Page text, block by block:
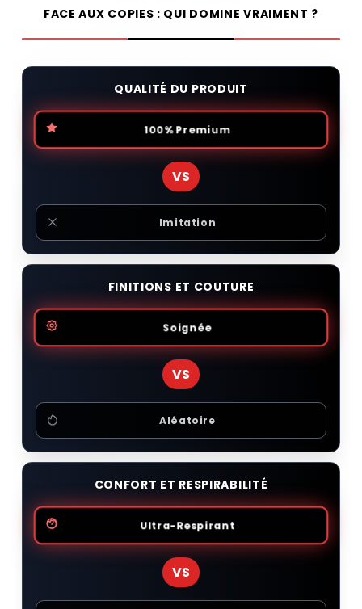
FACE AUX COPIES : QUI DOMINE VRAIMENT ?
QUALITÉ DU PRODUIT
100% Premium
VS
Imitation
FINITIONS ET COUTURE
Soignée
VS
Aléatoire
CONFORT ET RESPIRABILITÉ
Ultra-Respirant
VS